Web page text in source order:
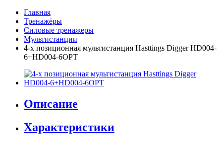
Главная
Тренажёры
Силовые тренажеры
Мультистанции
4-х позиционная мультистанция Hasttings Digger HD004-
6+HD004-6OPT
Описание
Характеристики